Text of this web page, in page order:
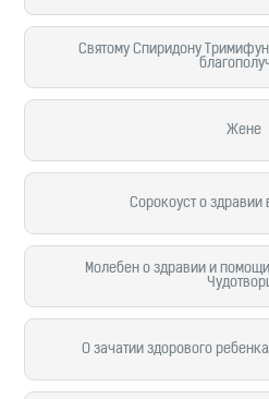
Святому Спиридону
Жене
Сорокоуст о здравии
Молебен о здравии и
О зачатии здорового